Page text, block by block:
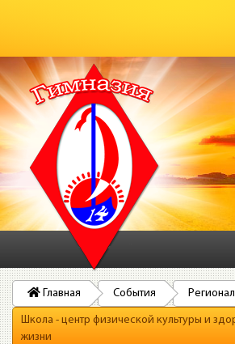
Главная События
Школа - центр физической культуры и
жизни